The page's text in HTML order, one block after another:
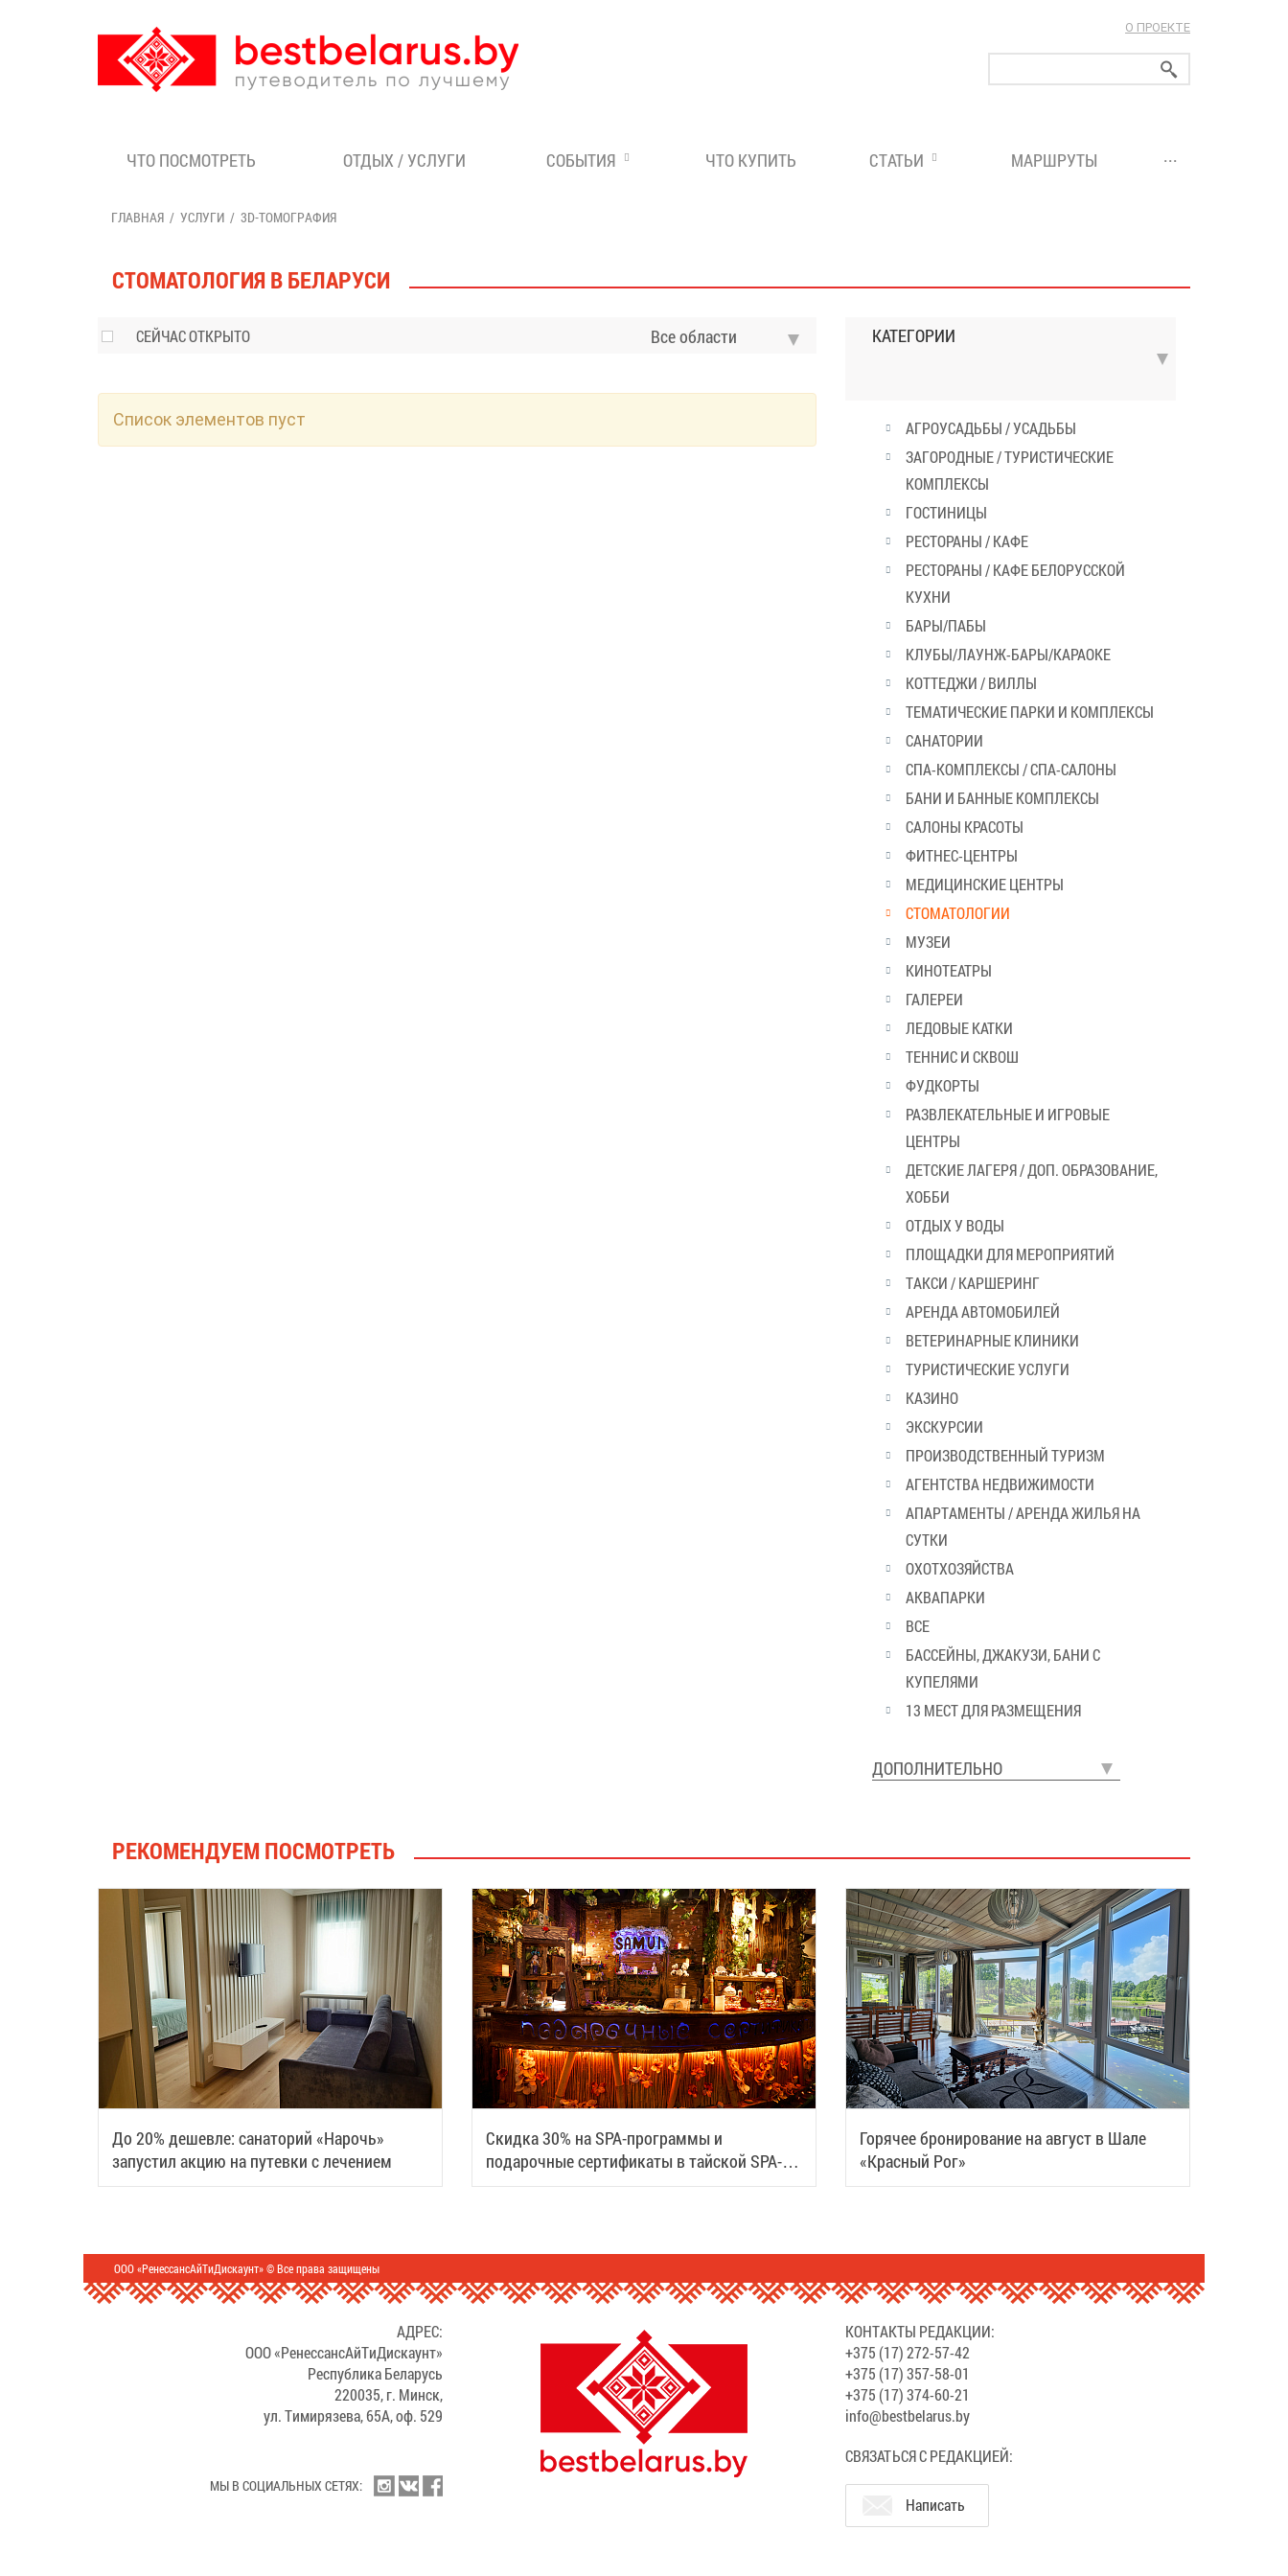
О ПРОЕКТЕ
ЧТО ПОСМОТРЕТЬ ОТДЫХ / УСЛУГИ СОБЫТИЯ ЧТО КУПИТЬ СТАТЬИ МАРШРУТЫ ...
ГЛАВНАЯ УСЛУГИ 3D-ТОМОГРАФИЯ
СТОМАТОЛОГИЯ В БЕЛАРУСИ
Все области
СЕЙЧАС ОТКРЫТО
Список элементов пуст
КАТЕГОРИИ
АГРОУСАДЬБЫ / УСАДЬБЫ
ЗАГОРОДНЫЕ / ТУРИСТИЧЕСКИЕ
КОМПЛЕКСЫ
ГОСТИНИЦЫ
РЕСТОРАНЫ / КАФЕ
РЕСТОРАНЫ / КАФЕ БЕЛОРУССКОЙ
КУХНИ
БАРЫ/ПАБЫ
КЛУБЫ/ЛАУНЖ-БАРЫ/КАРАОКЕ
КОТТЕДЖИ / ВИЛЛЫ
ТЕМАТИЧЕСКИЕ ПАРКИ И КОМПЛЕКСЫ
САНАТОРИИ
СПА-КОМПЛЕКСЫ / СПА-САЛОНЫ
БАНИ И БАННЫЕ КОМПЛЕКСЫ
САЛОНЫ КРАСОТЫ
ФИТНЕС-ЦЕНТРЫ
МЕДИЦИНСКИЕ ЦЕНТРЫ
СТОМАТОЛОГИИ
МУЗЕИ
КИНОТЕАТРЫ
ГАЛЕРЕИ
ЛЕДОВЫЕ КАТКИ
ТЕННИС И СКВОШ
ФУДКОРТЫ
РАЗВЛЕКАТЕЛЬНЫЕ И ИГРОВЫЕ
ЦЕНТРЫ
ДЕТСКИЕ ЛАГЕРЯ / ДОП. ОБРАЗОВАНИЕ,
ХОББИ
ОТДЫХ У ВОДЫ
ПЛОЩАДКИ ДЛЯ МЕРОПРИЯТИЙ
ТАКСИ / КАРШЕРИНГ
АРЕНДА АВТОМОБИЛЕЙ
ВЕТЕРИНАРНЫЕ КЛИНИКИ
ТУРИСТИЧЕСКИЕ УСЛУГИ
КАЗИНО
ЭКСКУРСИИ
ПРОИЗВОДСТВЕННЫЙ ТУРИЗМ
АГЕНТСТВА НЕДВИЖИМОСТИ
АПАРТАМЕНТЫ / АРЕНДА ЖИЛЬЯ НА
СУТКИ
ОХОТХОЗЯЙСТВА
АКВАПАРКИ
ВСЕ
БАССЕЙНЫ, ДЖАКУЗИ, БАНИ С
КУПЕЛЯМИ
13 МЕСТ ДЛЯ РАЗМЕЩЕНИЯ
ДОПОЛНИТЕЛЬНО
РЕКОМЕНДУЕМ ПОСМОТРЕТЬ
До 20% дешевле: санаторий «Нарочь»
запустил акцию на путевки с лечением
Скидка 30% на SPA-программы и
подарочные сертификаты в тайской SPA-
деревне Samui
Горячее бронирование на август в Шале
«Красный Рог»
ООО «РенессансАйТиДискаунт» © Все права защищены
АДРЕС:
ООО «РенессансАйТиДискаунт»
Республика Беларусь
220035, г. Минск,
ул. Тимирязева, 65А, оф. 529
МЫ В СОЦИАЛЬНЫХ СЕТЯХ:
КОНТАКТЫ РЕДАКЦИИ:
+375 (17) 272-57-42
+375 (17) 357-58-01
+375 (17) 374-60-21
info@bestbelarus.by
СВЯЗАТЬСЯ С РЕДАКЦИЕЙ:
Написать